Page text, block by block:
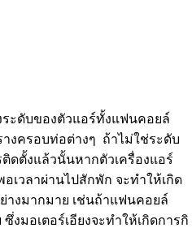
ระดับของตัวแอร์ทั้งแฟนคอยล์
งครอบท่อต่างๆ ถ้าไม่ใช่ระดับ
ดตั้งแล้วนั้นหากตัวเครื่องแอร์
เวลาผ่านไปสักพัก จะทำให้เกิด
างมากมาย เช่นถ้าแฟนคอยล์
งมอเตอร์เอียงจะทำให้เกิดการกิ